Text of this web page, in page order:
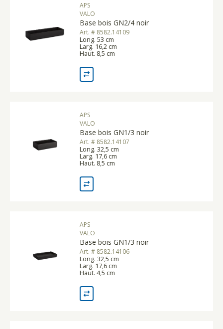
APS
VALO
Base bois GN2/4 noir
Art. # 8582.14109
Long. 53 cm
Larg. 16,2 cm
Haut. 8,5 cm
APS
VALO
Base bois GN1/3 noir
Art. # 8582.14107
Long. 32,5 cm
Larg. 17,6 cm
Haut. 8,5 cm
APS
VALO
Base bois GN1/3 noir
Art. # 8582.14106
Long. 32,5 cm
Larg. 17,6 cm
Haut. 4,5 cm